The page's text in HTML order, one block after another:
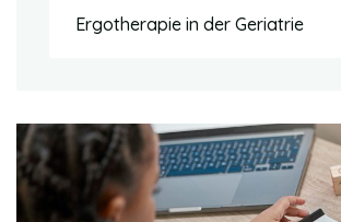
Ergotherapie in der Geriatrie